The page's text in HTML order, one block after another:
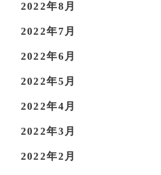
2022年8月
2022年7月
2022年6月
2022年5月
2022年4月
2022年3月
2022年2月